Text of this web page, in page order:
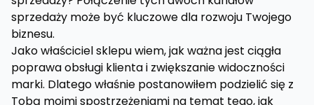
sprzedaży może być kluczowe dla rozwoju Twojego
biznesu.
Jako właściciel sklepu wiem, jak ważna jest ciągła
poprawa obsługi klienta i zwiększanie widoczności
marki. Dlatego właśnie postanowiłem podzielić się z
Tobą moimi spostrzeżeniami na temat tego, jak